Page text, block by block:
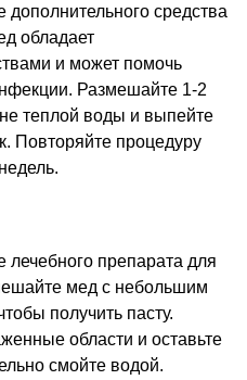
дополнительного средства
обладает
и может помочь
Размешайте 1-2
теплой воды и выпейте
Повторяйте процедуру
лечебного препарата для
мед с небольшим
получить пасту.
области и оставьте
смойте водой.